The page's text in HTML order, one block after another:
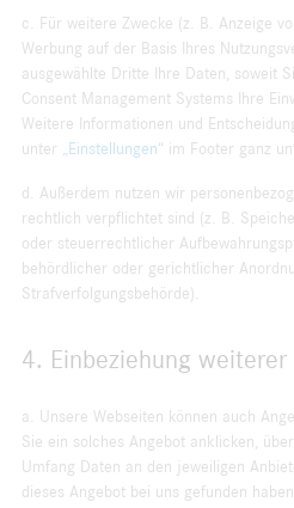
c. Für weitere Zwecke (z. B. Anzeige
Werbung auf der Basis Ihres
ausgewählte Dritte Ihre Daten, soweit
Consent Management Systems Ihre
Weitere Informationen und
unter „Einstellungen“ im Footer ganz
d. Außerdem nutzen wir
rechtlich verpflichtet sind (z. B.
oder steuerrechtlicher
behördlicher oder gerichtlicher
Strafverfolgungsbehörde).
4. Einbeziehung
a. Unsere Webseiten können auch
Sie ein solches Angebot anklicken,
Umfang Daten an den jeweiligen
dieses Angebot bei uns gefunden